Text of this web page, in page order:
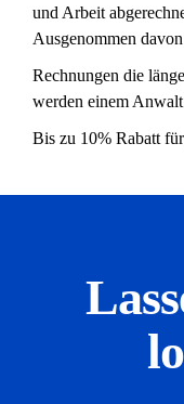
und Arbeit
Ausgenommen
Rechnungen die
werden einem
Bis zu 10% Rabatt